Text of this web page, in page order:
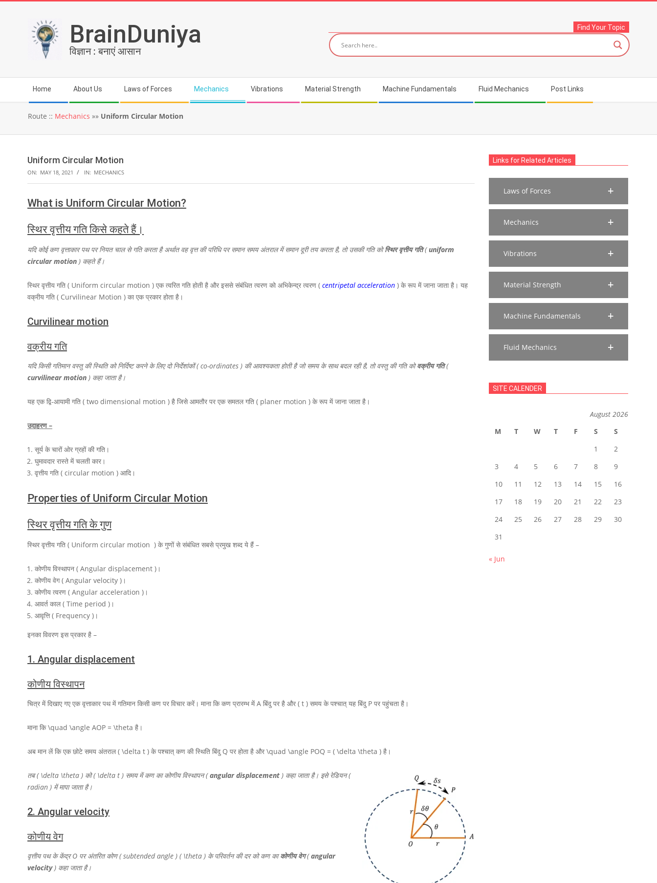
BrainDuniya
विज्ञान : बनाएं आसान
Find Your Topic
Navigation
Menu
Home About Us Laws of Forces Mechanics Vibrations Material Strength Machine Fundamentals Fluid Mechanics Post Links
Route :: Mechanics »» Uniform Circular Motion
Uniform Circular Motion
ON: MAY 18, 2021 IN: MECHANICS
What is Uniform Circular Motion?
स्थिर वृत्तीय गति किसे कहते हैं।
यदि कोई कण वृत्ताकार पथ पर नियत चाल से गति करता है अर्थात वह वृत्त की परिधि पर समान समय अंतराल में समान दूरी तय करता है, तो उसकी गति कोस्थिर वृत्तीय गति(uniform
circular motion ) कहते हैं।
स्थिर वृत्तीय गति ( Uniform circular motion ) एक त्वरित गति होती है और इससे संबंधित त्वरण को अभिकेन्द्र त्वरण ( centripetal acceleration ) के रूप में जाना जाता है। यह
वक्रीय गति ( Curvilinear Motion ) का एक प्रकार होता है।
Curvilinear motion
वक्रीय गति
यदि किसी गतिमान वस्तु की स्थिति को निर्दिष्ट करने के लिए दो निर्देशांकों ( co-ordinates ) की आवश्यकता होती है जो समय के साथ बदल रही है, तो वस्तु की गति कोवक्रीय गति(
curvilinear motion ) कहा जाता है।
यह एक द्वि-आयामी गति ( two dimensional motion ) है जिसे आमतौर पर एक समतल गति ( planer motion ) के रूप में जाना जाता है।
उदाहरण –
सूर्य के चारों ओर ग्रहों की गति।
घुमावदार रास्ते में चलती कार।
वृत्तीय गति ( circular motion ) आदि।
Properties of Uniform Circular Motion
स्थिर वृत्तीय गति के गुण
स्थिर वृत्तीय गति ( Uniform circular motion ) के गुणों से संबंधित सबसे प्रमुख शब्द ये हैं –
कोणीय विस्थापन ( Angular displacement )।
कोणीय वेग ( Angular velocity )।
कोणीय त्वरण ( Angular acceleration )।
आवर्त काल ( Time period )।
आवृत्ति ( Frequency )।
इनका विवरण इस प्रकार है –
1. Angular displacement
कोणीय विस्थापन
चित्र में दिखाए गए एक वृत्ताकार पथ में गतिमान किसी कण पर विचार करें। माना कि कण प्रारम्भ मेंA बिंदु पर है और ( t ) समय के पश्चात् यह बिंदु P पर पहुंचता है।
माना कि\quad \angle AOP = \theta है।
अब मान लें कि एक छोटे समय अंतराल( \delta t ) के पश्चात् कण की स्थिति बिंदु Q पर होता है और \quad \angle POQ = ( \delta \theta ) है।
तब( \delta \theta ) को( \delta t ) समय में कणका कोणीय विस्थापन (angular displacement ) कहा जाता है। इसे रेडियन (
radian ) में मापा जाता है।
2. Angular velocity
कोणीय वेग
वृत्तीय पथ के केंद्रO पर अंतरित कोण ( subtended angle ) ( \theta ) के परिवर्तन की दर को कण काकोणीय वेग(angular
velocity) कहा जाता है।
Links for Related Articles
Laws of Forces
Mechanics
Vibrations
Material Strength
Machine Fundamentals
Fluid Mechanics
SITE CALENDER
August 2026
M
T W T F S
S
1
2
3
4 5 6 7 8
9
10
11 12 13 14 15
16
17
18 19 20 21 22
23
24
25 26 27 28 29
30
31
« Jun